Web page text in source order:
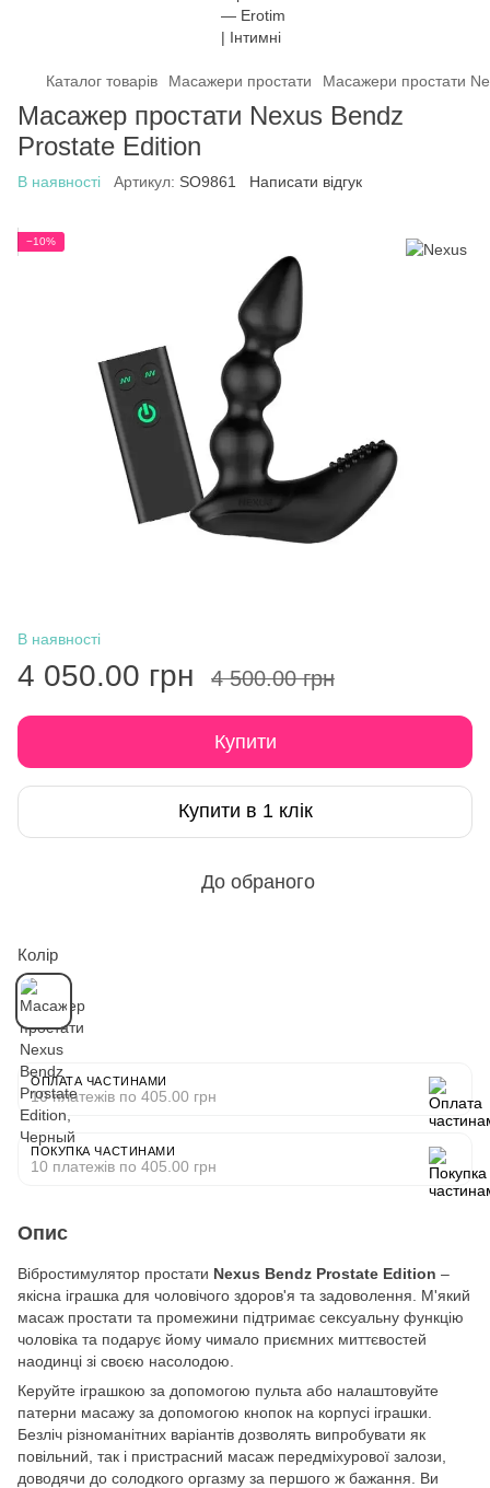
Каталог товарів Масажери простати Масажери простати
Масажер простати Nexus Bendz
Prostate Edition
В наявності Артикул: SO9861 Написати відгук
−10%
В наявності
4 050.00 грн 4 500.00 грн
Купити
Купити в 1 клік
До обраного
Колір
ОПЛАТА ЧАСТИНАМИ
10 платежів по 405.00 грн
ПОКУПКА ЧАСТИНАМИ
10 платежів по 405.00 грн
Опис
Вібростимулятор простати Nexus Bendz Prostate Edition –
якісна іграшка для чоловічого здоров'я та задоволення. М'який
масаж простати та промежини підтримає сексуальну функцію
чоловіка та подарує йому чимало приємних миттєвостей
наодинці зі своєю насолодою.
Керуйте іграшкою за допомогою пульта або налаштовуйте
патерни масажу за допомогою кнопок на корпусі іграшки.
Безліч різноманітних варіантів дозволять випробувати як
повільний, так і пристрасний масаж передміхурової залози,
доводячи до солодкого оргазму за першого ж бажання. Ви